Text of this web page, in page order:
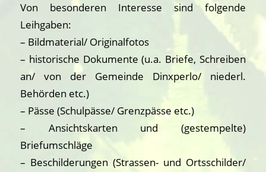
Von besonderen Interesse sind folgende
Leihgaben:
– Bildmaterial/ Originalfotos
– historische Dokumente (u.a. Briefe, Schreiben
an/ von der Gemeinde Dinxperlo/ niederl.
Behörden etc.)
– Pässe (Schulpässe/ Grenzpässe etc.)
– Ansichtskarten und (gestempelte)
Briefumschläge
– Beschilderungen (Strassen- und Ortsschilder/